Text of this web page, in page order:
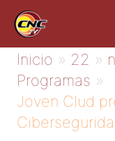
contenido
Inicio 22
Programas
Joven Clud